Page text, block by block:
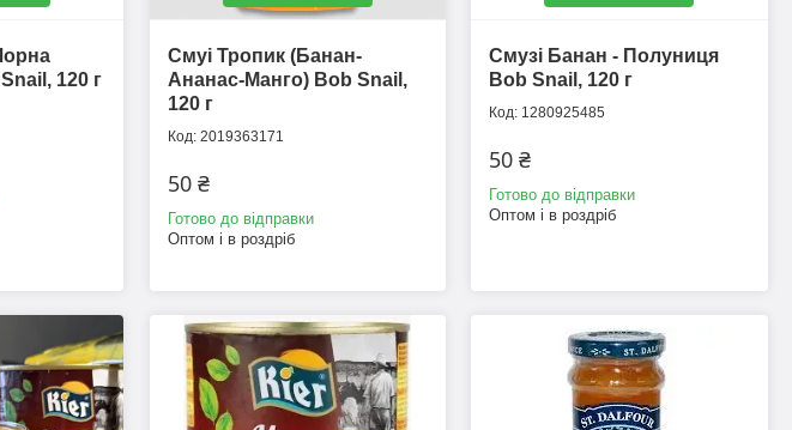
120 г
Смуі Тропик (Банан-
Ананас-Манго) Bob Snail,
120 г
2019363171
50 ₴
Готово до відправки
Оптом і в роздріб
Смузі Банан - Полуниця
Bob Snail, 120 г
1280925485
50 ₴
Готово до відправки
Оптом і в роздріб